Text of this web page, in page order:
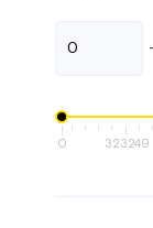
0 323249